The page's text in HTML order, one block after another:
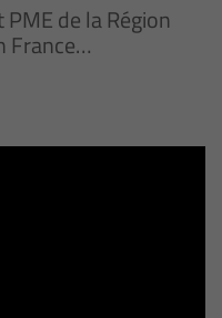
de la Région
France…